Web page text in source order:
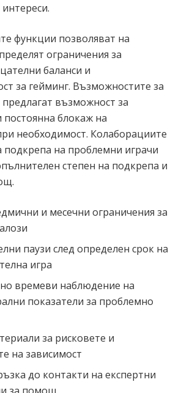
функции позволяват на
ограничения за
баланси и
за гейминг. Възможностите за
възможност за
постоянна блокаж на
необходимост. Колаборациите
подкрепа на проблемни играчи
степен на подкрепа и
и месечни ограничения за
паузи след определен срок на
игра
времеви наблюдение на
показатели за проблемно
за рисковете и
на зависимост
до контакти на експертни